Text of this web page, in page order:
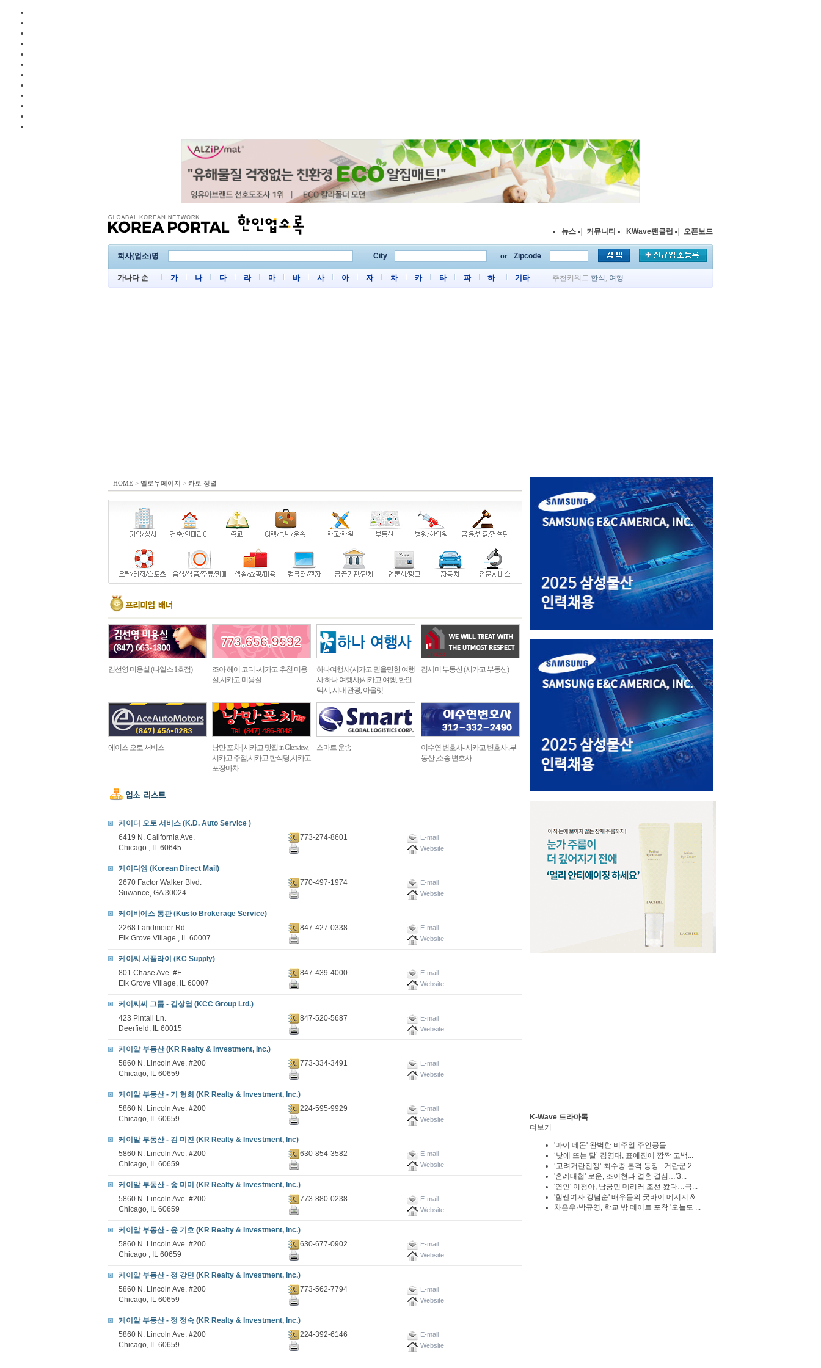
뉴스 커뮤니티 KWave팬클럽 오픈보드
회사(업소)명 City or Zipcode
가나다 순 가 나 다 라 마 바 사 아 자 차 카 타 파 하 기타 추천키워드 한식 , 여행
HOME > 옐로우페이지 > 카로 정렬
김선영 미용실 (나일스 1호점)
조아 헤어 코디 -시카고 추천 미용
실,시카고 미용실
하나여행사(시카고 믿을만한 여행
사 하나 여행사)시카고 여행, 한인
택시, 시내 관광, 아울렛
김세미 부동산 (시카고 부동산)
에이스 오토 서비스
낭만 포차 | 시카고 맛집 in Glenview,
시카고 주점,시카고 한식당,시카고
포장마차
스마트 운송
이수연 변호사- 시카고 변호사 ,부
동산 ,소송 변호사
케이디 오토 서비스 (K.D. Auto Service )
6419 N. California Ave.
Chicago , IL 60645
773-274-8601
E-mail
Website
케이디엠 (Korean Direct Mail)
2670 Factor Walker Blvd.
Suwance, GA 30024
770-497-1974
E-mail
Website
케이비에스 통관 (Kusto Brokerage Service)
2268 Landmeier Rd
Elk Grove Village , IL 60007
847-427-0338
E-mail
Website
케이씨 서플라이 (KC Supply)
801 Chase Ave. #E
Elk Grove Village, IL 60007
847-439-4000
E-mail
Website
케이씨씨 그룹 - 김상열 (KCC Group Ltd.)
423 Pintail Ln.
Deerfield, IL 60015
847-520-5687
E-mail
Website
케이알 부동산 (KR Realty & Investment, Inc.)
5860 N. Lincoln Ave. #200
Chicago, IL 60659
773-334-3491
E-mail
Website
케이알 부동산 - 기 형희 (KR Realty & Investment, Inc.)
5860 N. Lincoln Ave. #200
Chicago, IL 60659
224-595-9929
E-mail
Website
케이알 부동산 - 김 미진 (KR Realty & Investment, Inc)
5860 N. Lincoln Ave. #200
Chicago, IL 60659
630-854-3582
E-mail
Website
케이알 부동산 - 송 미미 (KR Realty & Investment, Inc.)
5860 N. Lincoln Ave. #200
Chicago, IL 60659
773-880-0238
E-mail
Website
케이알 부동산 - 윤 기호 (KR Realty & Investment, Inc.)
5860 N. Lincoln Ave. #200
Chicago , IL 60659
630-677-0902
E-mail
Website
케이알 부동산 - 정 강민 (KR Realty & Investment, Inc.)
5860 N. Lincoln Ave. #200
Chicago, IL 60659
773-562-7794
E-mail
Website
케이알 부동산 - 정 정숙 (KR Realty & Investment, Inc.)
5860 N. Lincoln Ave. #200
Chicago, IL 60659
224-392-6146
E-mail
Website
K-Wave 드라마톡
더보기
'마이 데몬' 완벽한 비주얼 주인공들
‘낮에 뜨는 달’ 김영대, 표예진에 깜짝 고백...
‘고려거란전쟁’ 최수종 본격 등장...거란군 2...
'혼례대첩' 로운, 조이현과 결혼 결심…'3...
'연인' 이청아, 남궁민 데리러 조선 왔다…극...
'힘쎈여자 강남순' 배우들의 굿바이 메시지 & ...
차은우·박규영, 학교 밖 데이트 포착 '오늘도 ...